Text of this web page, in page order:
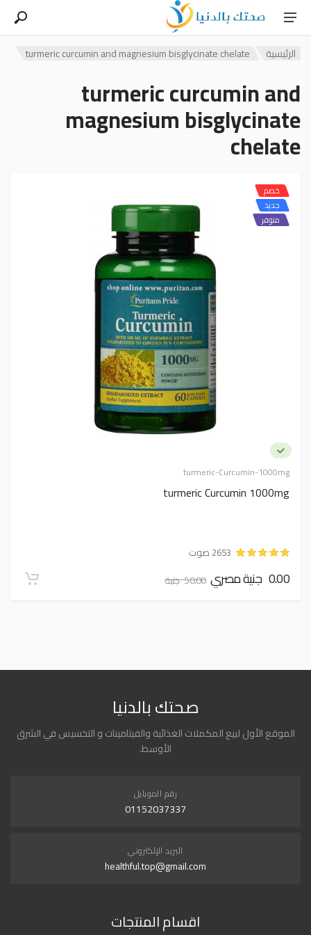
الرئيسية turmeric curcumin and magnesium bisglycinate chelate
turmeric curcumin and
magnesium bisglycinate
chelate
turmeric-Curcumin-1000mg
خصم
جديد
متوفر
turmeric Curcumin 1000mg
2653 صوت
0.00 جنية مصري 50.00 جنية
صحتك بالدنيا
الموقع الأول لبيع المكملات الغذائية والفيتامينات و التخسيس في الشرق
الأوسط.
رقم الموبايل
01152037337
البريد الإلكتروني
healthful.top@gmail.com
اقسام المنتجات